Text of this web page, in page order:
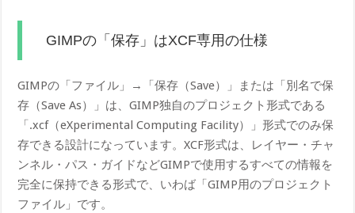
GIMPの「保存」はXCF専用の仕様
GIMPの「ファイル」→「保存（Save）」または「別名で保
存（Save As）」は、GIMP独自のプロジェクト形式である
「.xcf（eXperimental Computing Facility）」形式でのみ保
存できる設計になっています。XCF形式は、レイヤー・チャ
ンネル・パス・ガイドなどGIMPで使用するすべての情報を
完全に保持できる形式で、いわば「GIMP用のプロジェクト
ファイル」です。